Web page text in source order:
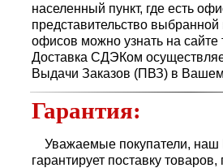
населенный пункт, где есть
представительство
офисов можно узнать на сайте
Доставка СДЭКом
Выдачи Заказов (ПВЗ) в
Гарантия:
Уважаемые покупатели, наш
гарантирует поставку